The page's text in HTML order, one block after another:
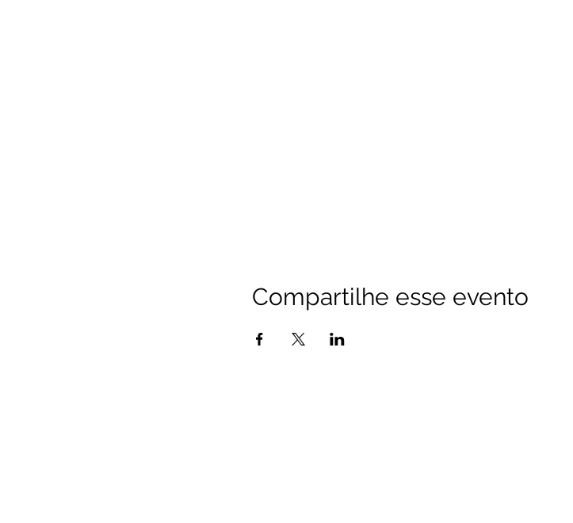
Compartilhe esse evento